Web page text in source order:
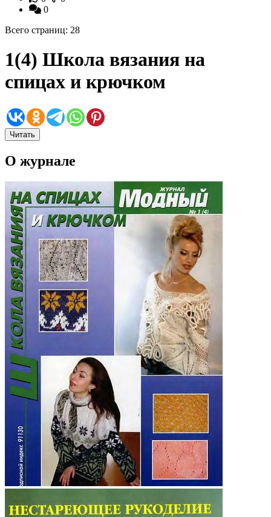
0
Всего страниц: 28
1(4) Школа вязания на
спицах и крючком
Читать
О журнале